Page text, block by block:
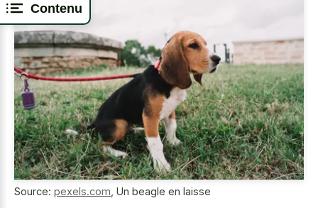
Contenu
Source: pexels.com Un beagle en laisse